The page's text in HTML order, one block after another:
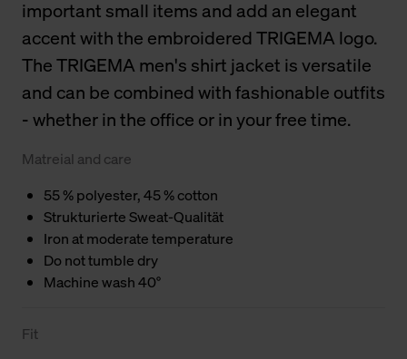
important small items and add an elegant
accent with the embroidered TRIGEMA logo.
The TRIGEMA men's shirt jacket is versatile
and can be combined with fashionable outfits
- whether in the office or in your free time.
Matreial and care
55 % polyester, 45 % cotton
Strukturierte Sweat-Qualität
Iron at moderate temperature
Do not tumble dry
Machine wash 40°
Fit